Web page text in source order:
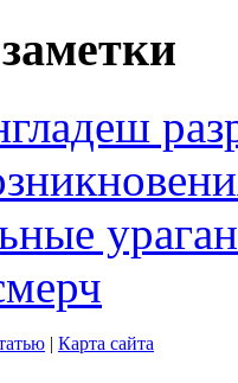
| Карта сайта